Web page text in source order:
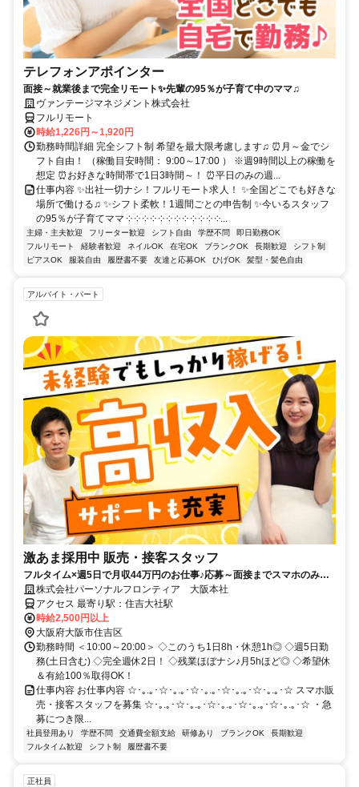
テレフォンアポインター
面接～就業後まで完全リモート✨先輩の95％が子育て中のママ♫
ヴァンテージマネジメント株式会社
フルリモート
時給1,226円～1,920円
勤務時間詳細 完全シフト制 希望を最大限考慮します♫ ⏰月～金でシ
フト自由！ （稼働目安時間： 9:00～17:00 ） ※週9時間以上の稼働を
想定 ⏰お好きな時間帯で1日3時間～！ ⏰平日のみの週...
仕事内容 ✨出社一切ナシ！フルリモート求人！ ✨全国どこでも好きな
場所で働ける♫ ✨シフト柔軟！1週間ごとの申告制 ✨今いるスタッフ
の95％が子育てママ ༶ ༶ ༶ ༶ ༶ ༶ ༶ ༶ ༶ ༶ ༶ ༶...
主婦・主夫歓迎 フリーター歓迎 シフト自由 学歴不問
即日勤務OK
フルリモート
経験者歓迎 ネイルOK 在宅OK ブランクOK 長期歓迎
シフト制
ピアスOK
服装自由 履歴書不要 友達と応募OK ひげOK 髪型・髪色自由
アルバイト・パート
激あま採用中 販売・接客スタッフ
フルタイム×週5日で月収44万円のお仕事♪応募～面接までスマホのみで
完結！履歴書不要◎
株式会社パーソナルフロンティア 大阪本社
アクセス 最寄り駅：住吉大社駅
時給2,500円以上
大阪府大阪市住吉区
勤務時間 ＜10:00～20:00＞ ◇このうち1日8h・休憩1h◎ ◇週5日勤
務(土日含む) ◇完全週休2日！ ◇残業ほぼナシ♪月5hほど◎ ◇希望休
＆有給100％取得OK！
仕事内容 お仕事内容 ☆･｡.｡･☆･｡.｡･☆･｡.｡･☆･｡.｡･☆･｡.｡･☆ スマホ販
売・接客スタッフを募集 ☆･｡.｡･☆･｡.｡･☆･｡.｡･☆･｡.｡･☆･｡.｡･☆ ・急
募につき限...
社員登用あり 学歴不問 交通費全額支給 研修あり ブランクOK
長期歓迎
フルタイム歓迎
シフト制 履歴書不要
正社員